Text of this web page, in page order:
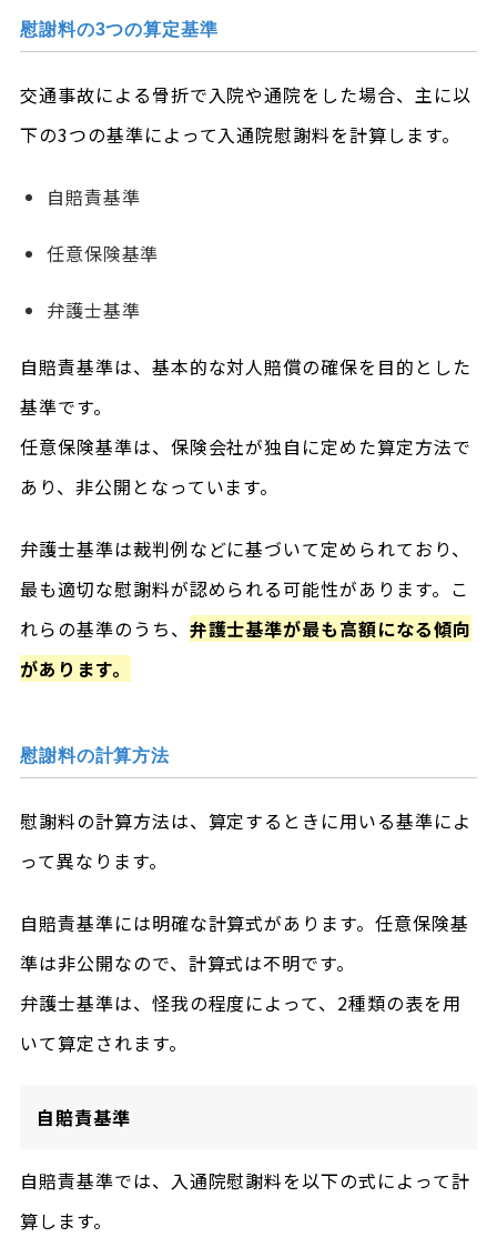
慰謝料の3つの算定基準
交通事故による骨折で入院や通院をした場合、主に以
下の3つの基準によって入通院慰謝料を計算します。
自賠責基準
任意保険基準
弁護士基準
自賠責基準は、基本的な対人賠償の確保を目的とした
基準です。
任意保険基準は、保険会社が独自に定めた算定方法で
あり、非公開となっています。
弁護士基準は裁判例などに基づいて定められており、
最も適切な慰謝料が認められる可能性があります。こ
れらの基準のうち、 弁護士基準が最も高額になる傾向
があります。
慰謝料の計算方法
慰謝料の計算方法は、算定するときに用いる基準によ
って異なります。
自賠責基準には明確な計算式があります。任意保険基
準は非公開なので、計算式は不明です。
弁護士基準は、怪我の程度によって、2種類の表を用
いて算定されます。
自賠責基準
自賠責基準では、入通院慰謝料を以下の式によって計
算します。